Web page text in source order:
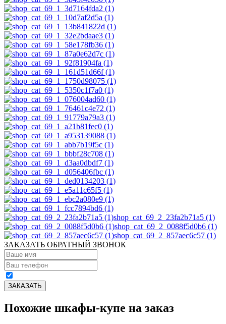
shop_cat_69_2_23fa2b71a5 (1)
shop_cat_69_2_0088f5d0b6 (1)
shop_cat_69_2_857aec6c57 (1)
ЗАКАЗАТЬ ОБРАТНЫЙ ЗВОНОК
Похожие шкафы-купе на заказ